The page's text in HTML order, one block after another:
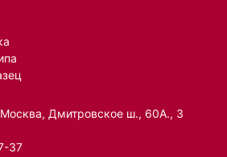
Дмитровское ш., 60А., 3
37